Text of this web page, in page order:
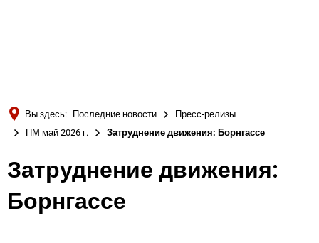
Русский
Вы здесь: Последние новости
Пресс-релизы
ПМ май 2026 г.
Затруднение движения: Борнгассе
Затруднение движения:
Борнгассе